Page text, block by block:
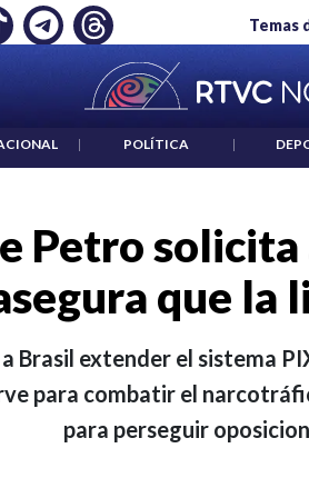
Temas
UN CRIMEN": CARTA DE BETO CORAL
| POLÍTICA |
Petro solicita
que la
Brasil extender el sistema
para combatir el
para perseguir